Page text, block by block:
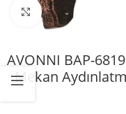
Büyütmek için
AVONNI BAP-
Mekan